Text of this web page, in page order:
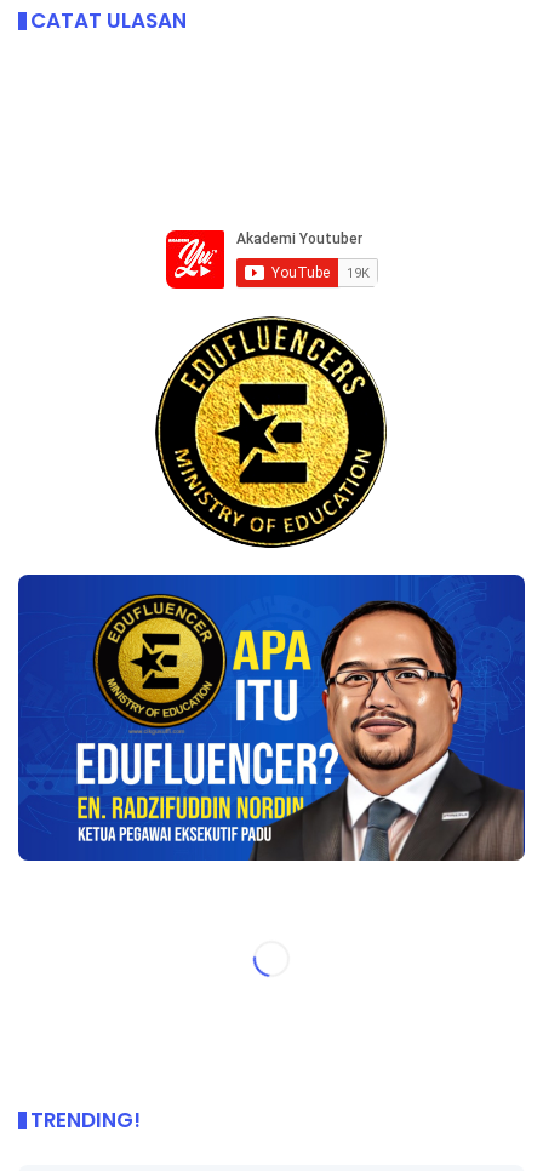
CATAT ULASAN
TRENDING!